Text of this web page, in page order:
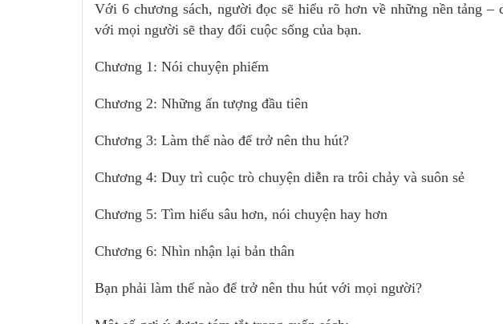
Với 6 chương sách, người đọc sẽ hiểu rõ hơn về những nền tảng –
với mọi người sẽ thay đổi cuộc sống của bạn.
Chương 1: Nói chuyện phiếm
Chương 2: Những ấn tượng đầu tiên
Chương 3: Làm thế nào để trở nên thu hút?
Chương 4: Duy trì cuộc trò chuyện diễn ra trôi chảy và suôn sẻ
Chương 5: Tìm hiểu sâu hơn, nói chuyện hay hơn
Chương 6: Nhìn nhận lại bản thân
Bạn phải làm thế nào để trở nên thu hút với mọi người?